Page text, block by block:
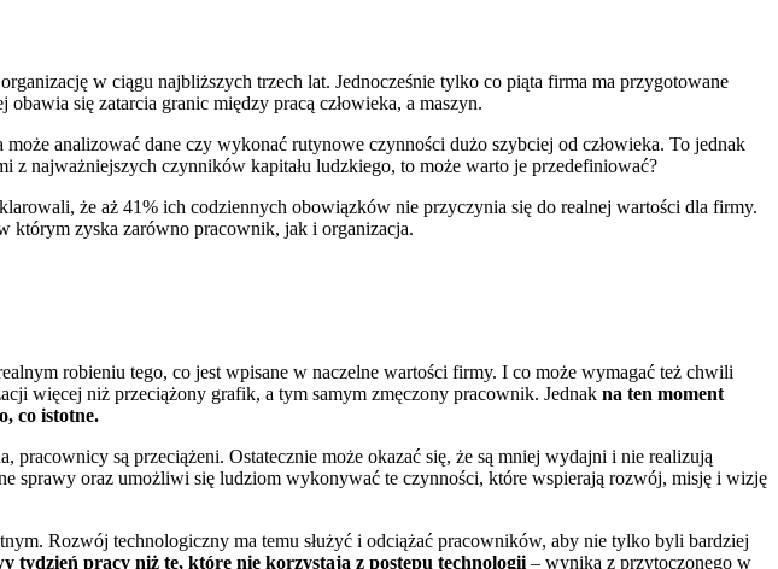
w ciągu najbliższych trzech lat. Jednocześnie tylko co piąta firma ma przygotowane
się zatarcia granic między pracą człowieka, a maszyn.
analizować dane czy wykonać rutynowe czynności dużo szybciej od człowieka. To jednak
najważniejszych czynników kapitału ludzkiego, to może warto je przedefiniować?
że aż 41% ich codziennych obowiązków nie przyczynia się do realnej wartości dla firmy.
którym zyska zarówno pracownik, jak i organizacja.
robieniu tego, co jest wpisane w naczelne wartości firmy. I co może wymagać też chwili
więcej niż przeciążony grafik, a tym samym zmęczony pracownik. Jednak na ten moment
co istotne.
są przeciążeni. Ostatecznie może okazać się, że są mniej wydajni i nie realizują
sprawy oraz umożliwi się ludziom wykonywać te czynności, które wspierają rozwój, misję i wizję
Rozwój technologiczny ma temu służyć i odciążać pracowników, aby nie tylko byli bardziej
tydzień pracy niż te, które nie korzystają z postępu technologii – wynika z przytoczonego w